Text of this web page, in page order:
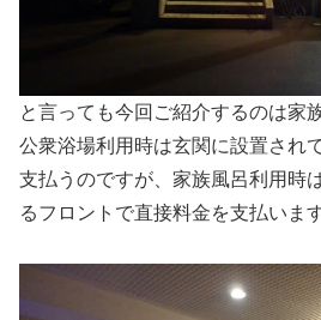
と言っても今回ご紹介するのは家
公衆浴場利用時は玄関に設置され
支払うのですが、家族風呂利用時
るフロントで直接料金を支払います